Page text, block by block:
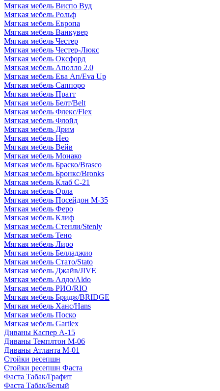
Мягкая мебель Виспо Вуд
Мягкая мебель Рольф
Мягкая мебель Европа
Мягкая мебель Ванкувер
Мягкая мебель Честер
Мягкая мебель Честер-Люкс
Мягкая мебель Оксфорд
Мягкая мебель Аполло 2.0
Мягкая мебель Ева Ап/Eva Up
Мягкая мебель Саппоро
Мягкая мебель Пратт
Мягкая мебель Белт/Belt
Мягкая мебель Флекс/Flex
Мягкая мебель Флойд
Мягкая мебель Дрим
Мягкая мебель Нео
Мягкая мебель Вейв
Мягкая мебель Монако
Мягкая мебель Браско/Brasco
Мягкая мебель Бронкс/Bronks
Мягкая мебель Клаб С-21
Мягкая мебель Орла
Мягкая мебель Посейдон М-35
Мягкая мебель Феро
Мягкая мебель Клиф
Мягкая мебель Стенли/Stenly
Мягкая мебель Тено
Мягкая мебель Лиро
Мягкая мебель Белладжио
Мягкая мебель Стато/Stato
Мягкая мебель Джайв/JIVE
Мягкая мебель Алдо/Aldo
Мягкая мебель РИО/RIO
Мягкая мебель Бридж/BRIDGE
Мягкая мебель Ханс/Hans
Мягкая мебель Поско
Мягкая мебель Gartlex
Диваны Каспер А-15
Диваны Темплтон М-06
Диваны Атланта М-01
Стойки ресепшн
Стойки ресепшн Фаста
Фаста Табак/Графит
Фаста Табак/Белый